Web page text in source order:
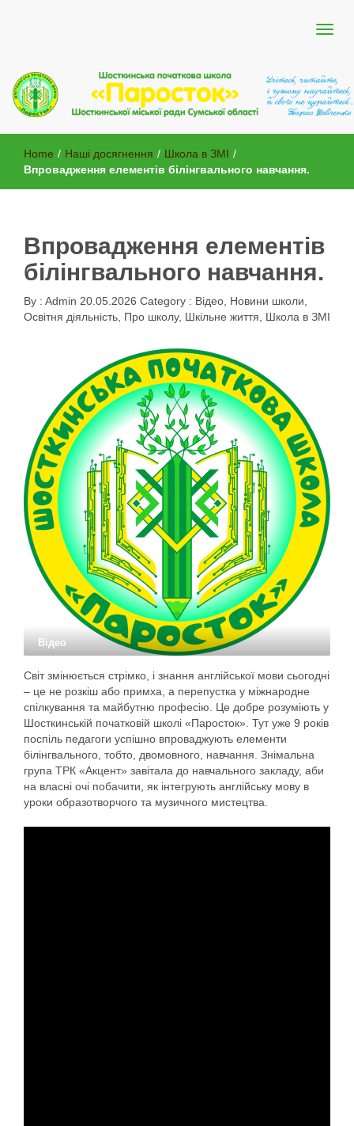
Шосткинська початкова школа
"Паросток"
Home / Наші досягнення / Школа в ЗМІ /
Впровадження елементів білінгвального навчання.
Впровадження елементів
білінгвального навчання.
By : Admin 20.05.2026 Category : Відео, Новини школи,
Освітня діяльність, Про школу, Шкільне життя, Школа в ЗМІ
Відео
Світ змінюється стрімко, і знання англійської мови сьогодні
– це не розкіш або примха, а перепустка у міжнародне
спілкування та майбутню професію. Це добре розуміють у
Шосткинській початковій школі «Паросток». Тут уже 9 років
поспіль педагоги успішно впроваджують елементи
білінгвального, тобто, двомовного, навчання. Знімальна
група ТРК «Акцент» завітала до навчального закладу, аби
на власні очі побачити, як інтегрують англійську мову в
уроки образотворчого та музичного мистецтва.